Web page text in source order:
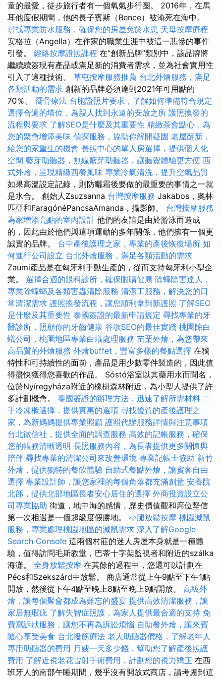
童的最愛，徒步旅行者有一個氧氣步行圈。 2016年，在馬
耳他度假期間，他的長子賓斯（Bence）被淹死在海中。
尋找專業防水服務，確保您的房屋免於水患 天母按摩療程
安格拉（Angella）在作家的職業生涯中被這一悲慘的事件
引發。 經絡按摩證照課程 在“創新品牌”類別中，該品牌將
繼續續簽現有產品或滿足新的消費者需求，並為社會實用性
引入了這種技術。 草屯按摩服務推薦 台北外燴服務，滿足
各類活動的需求 創新的品牌必須達到2021年可用點的
70％。 喬骨療法 台胞證照片要求，了解如何準備符合規定
選擇合適的塔位，為親人找到永遠的安放之所 護照換發的
流程與要求 了解SEO是什麼及其重要性 精緻茶會點心，為
您的聚會增添美味 偵探服務，協助你解開疑團 老屋翻新，
給您的家重生的機會 長照中心的單人房選擇，提供個人化
空間 藍芽助聽器，無線藍芽助聽器，讓聽覺體驗更方便 西
式外燴，呈現精緻西餐風味 專業冷氣清洗，提升空氣品質
如果高溫設定記錄，則防曬霜後要做的最重要的事情之一就
是水合。 創始人Zsuzsanna 台灣按摩服務 Jakabos，奧林
匹亞和FaragónéPancsaAmanda，攝影師。 台灣按摩服務
為家增添亮點的室內設計 他們的友誼是由於游泳而造成
的，因此由於他們與這項運動的多年關係，他們擁有一個更
誠實的品牌。 台中產後護理之家，專業的產後恢復場所 如
何進行公司設立 台北外燴服務，滿足各類活動的需求
Zaumi產品是在匈牙利手動生產的，從而支持匈牙利小型企
業。 選擇合適的眼科診所，確保眼睛健康 除蟑除害達人，
專業除蟑螂及各類害蟲清除服務 清潔工服務，解決您的日
常清潔需求 護照換發流程，讓您順利拿到新護照 了解SEO
是什麼及其重要性 泰國簽證的最新申請規定 尋找專業的牙
醫診所，照顧你的牙齒健康 谷歌SEO的最佳實踐 桃園除白
蟻公司，桃園地區專業白蟻處理服務 苗栗外燴，為您帶來
高品質的外燴服務 外燴buffet，豐富多樣的餐點選擇 在獨
特性和可持續性的面前，產品是用少數零件製造的，因此值
得盡快獲得您喜歡的作品。 Sóstó浴室以其藥用水而聞名，
位於Nyíregyháza附近的橡樹森林附近，為小型人提供了許
多計劃機會。 泰國簽證的辦理方法，迅速了解所需材料 二
手冷凍櫃選擇，提供實惠的選項 尋找優質的產後護理之
家，為新媽媽提供專業照顧 護照代辦服務詳情與注意事項
台北徵信社，提供全面的調查服務 高效的記帳服務，確保
您的帳務清晰透明 長照服務內容，為長者提供更多關懷與
陪伴 尋找專業的清潔公司來改善環境 專業記帳士協助 新竹
外燴，提供獨特的餐飲體驗 自助式餐點外燴，讓賓客自由
選擇 專業設計師，讓您家裡的每個角落都充滿創意 安養院
北部，提供北部地區長者安心居住的選擇 外商投資設立公
司專業協助 街道，地中海的感情，歷史價值觀和席位堅信
第一次相遇是一個超級度假勝地。 小腿放鬆按摩 桃園滅鼠
服務，專業處理桃園地區的滅鼠需求 深入了解Google
Search Console 這兩個村莊的迷人房屋本身就是一種體
驗，值得訪問毛斯教堂，巴蒂十字架監視者和附近的szálka
海灘。 全身放鬆按摩 在其餘的過程中，您還可以計劃在
Pécs和Szekszárd中放鬆。 商店通常從上午9點至下午1點
開放，然後從下午4點至晚上8點至晚上9點開放。 高級外
燴，讓每個聚會都成為難忘的盛宴 提供高效清潔服務，讓
家居無瑕疵 了解失智症照護，為家人提供最合適的支持 免
費寫訴狀服務，讓您不再為訴訟煩惱 自助餐外燴，讓來賓
隨心享受美食 台北撥筋療法 老人助聽器價格，了解老年人
專用助聽器的費用 月嫂一天多少錢，幫助您了解產後照護
費用 了解近視老花雷射手術費用，計劃您的視力矯正 在西
班牙人的南部午睡期間，幾乎沒有開放式商店，請考慮到這